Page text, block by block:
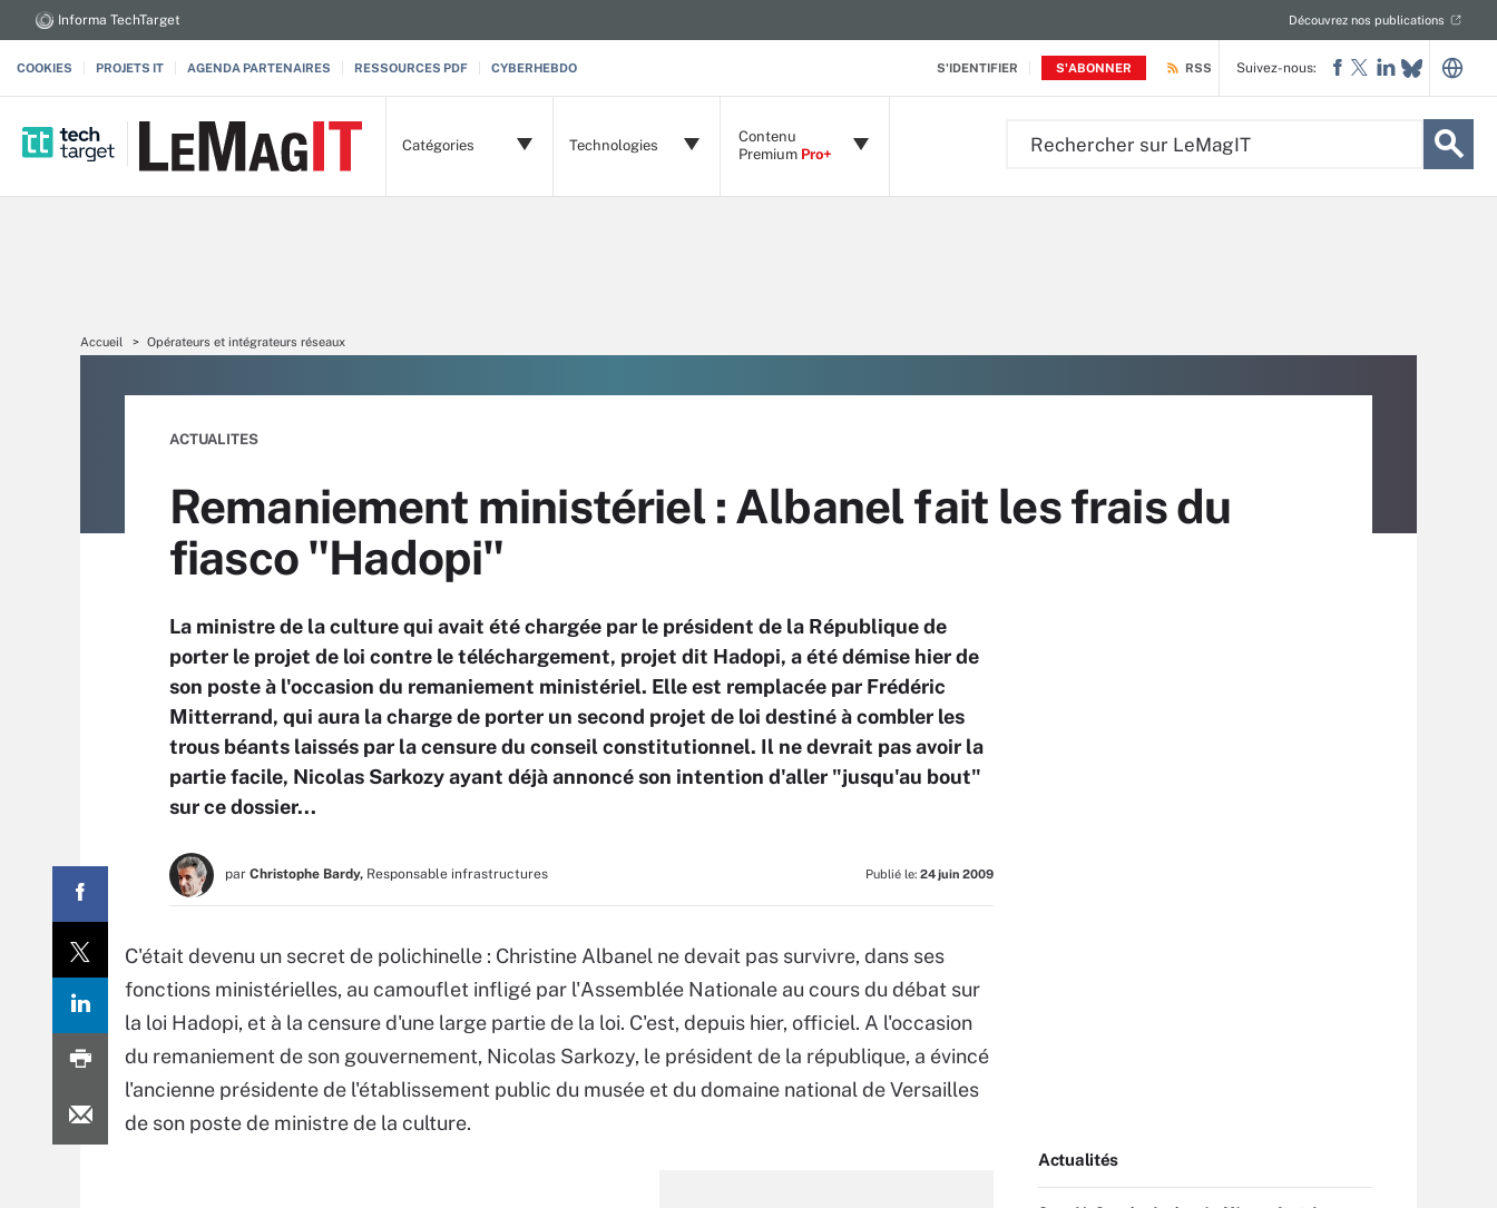
S'IDENTIFIER S'ABONNER
Informa TechTarget Découvrez nos publications
COOKIES PROJETS IT AGENDA PARTENAIRES RESSOURCES PDF CYBERHEBDO RSS
Catégories Technologies
Contenu
Premium Pro+
Suivez-nous:
Accueil Opérateurs et intégrateurs réseaux
ACTUALITES
Remaniement ministériel : Albanel fait les frais du
fiasco "Hadopi"
La ministre de la culture qui avait été chargée par le président de la République de
porter le projet de loi contre le téléchargement, projet dit Hadopi, a été démise hier de
son poste à l'occasion du remaniement ministériel. Elle est remplacée par Frédéric
Mitterrand, qui aura la charge de porter un second projet de loi destiné à combler les
trous béants laissés par la censure du conseil constitutionnel. Il ne devrait pas avoir la
partie facile, Nicolas Sarkozy ayant déjà annoncé son intention d'aller "jusqu'au bout"
sur ce dossier...
par Christophe Bardy, Responsable infrastructures Publié le: 24 juin 2009
C'était devenu un secret de polichinelle : Christine Albanel ne devait pas survivre, dans ses
fonctions ministérielles, au camouflet infligé par l'Assemblée Nationale au cours du débat sur
la loi Hadopi, et à la censure d'une large partie de la loi. C'est, depuis hier, officiel. A l'occasion
du remaniement de son gouvernement, Nicolas Sarkozy, le président de la république, a évincé
l'ancienne présidente de l'établissement public du musée et du domaine national de Versailles
de son poste de ministre de la culture.
Actualités